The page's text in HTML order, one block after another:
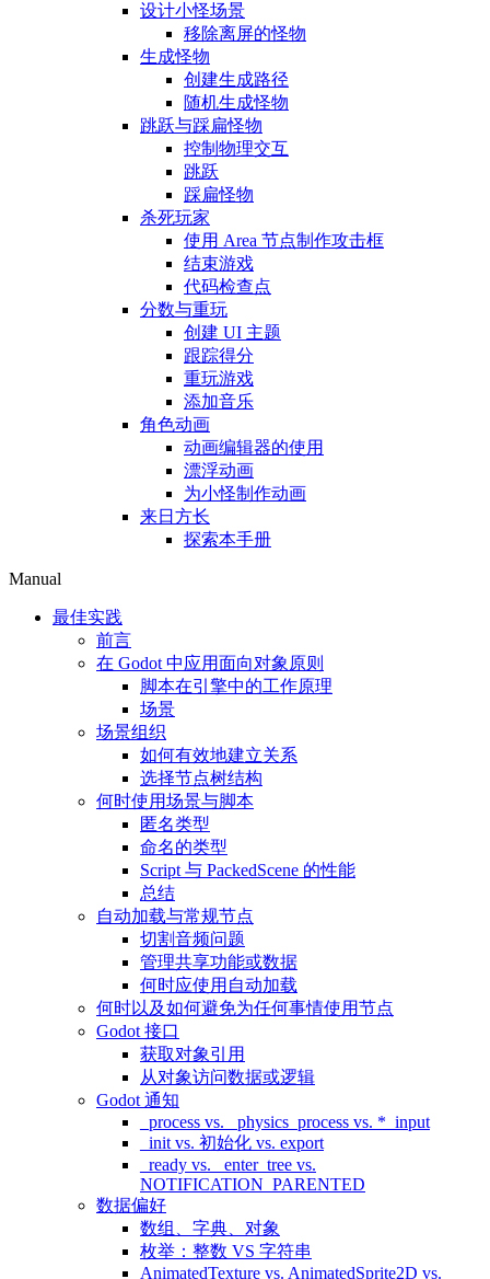
设计小怪场景
移除离屏的怪物
生成怪物
创建生成路径
随机生成怪物
跳跃与踩扁怪物
控制物理交互
跳跃
踩扁怪物
杀死玩家
使用 Area 节点制作攻击框
结束游戏
代码检查点
分数与重玩
创建 UI 主题
跟踪得分
重玩游戏
添加音乐
角色动画
动画编辑器的使用
漂浮动画
为小怪制作动画
来日方长
探索本手册
Manual
最佳实践
前言
在 Godot 中应用面向对象原则
脚本在引擎中的工作原理
场景
场景组织
如何有效地建立关系
选择节点树结构
何时使用场景与脚本
匿名类型
命名的类型
Script 与 PackedScene 的性能
总结
自动加载与常规节点
切割音频问题
管理共享功能或数据
何时应使用自动加载
何时以及如何避免为任何事情使用节点
Godot 接口
获取对象引用
从对象访问数据或逻辑
Godot 通知
_process vs. _physics_process vs. *_input
_init vs. 初始化 vs. export
_ready vs. _enter_tree vs.
NOTIFICATION_PARENTED
数据偏好
数组、字典、对象
枚举：整数 VS 字符串
AnimatedTexture vs. AnimatedSprite2D vs.